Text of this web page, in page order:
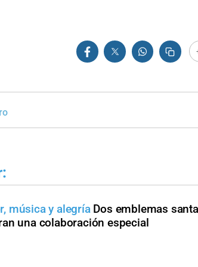
música y alegría Dos emblemas
una colaboración especial